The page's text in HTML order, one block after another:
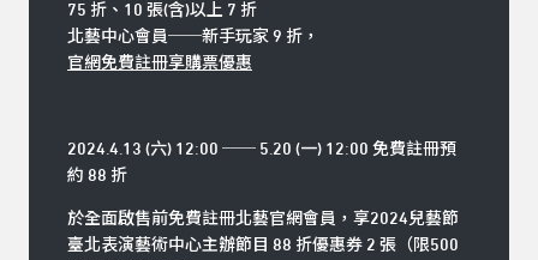
75 折、10 張(含)以上 7 折
北藝中心會員──新手玩家 9 折，
官網免費註冊享購票優惠
2024.4.13 (六) 12:00 ── 5.20 (一) 12:00 免費註冊預
約 88 折
於全面啟售前免費註冊北藝官網會員，享2024兒藝節
臺北表演藝術中心主辦節目 88 折優惠券 2 張（限500